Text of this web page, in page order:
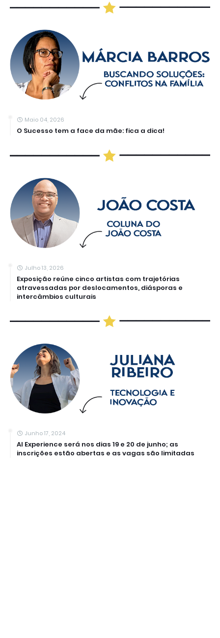
Maio 04, 2026
O Sucesso tem a face da mãe: fica a dica!
Julho 13, 2026
Exposição reúne cinco artistas com trajetórias
atravessadas por deslocamentos, diásporas e
intercâmbios culturais
Junho 17, 2024
AI Experience será nos dias 19 e 20 de junho; as
inscrições estão abertas e as vagas são limitadas